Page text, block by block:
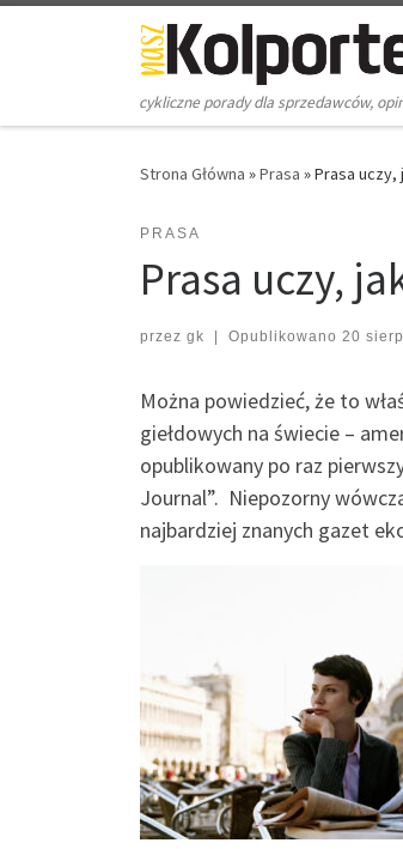
Skip to content
cykliczne porady dla sprzedawców,
Strona Główna »Prasa »Prasa uczy,
PRASA
Prasa uczy,
przez gk Opublikowano 20
Można powiedzieć, że to
giełdowych na świecie –
opublikowany po raz
Journal”. Niepozorny
najbardziej znanych gazet